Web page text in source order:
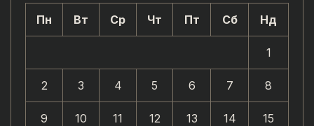
Пн Вт Ср Чт Пт Сб Нд
1
2 3 4 5 6 7 8
9 10 11 12 13 14 15